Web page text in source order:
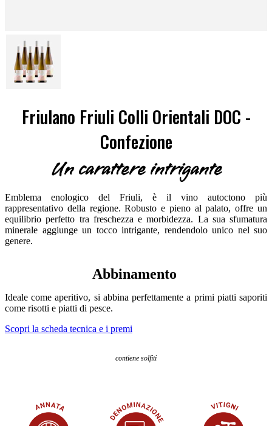
Friulano Friuli Colli Orientali DOC -
Confezione
Un carattere intrigante
Emblema enologico del Friuli, è il vino autoctono più
rappresentativo della regione. Robusto e pieno al palato, offre un
equilibrio perfetto tra freschezza e morbidezza. La sua sfumatura
minerale aggiunge un tocco intrigante, rendendolo unico nel suo
genere.
Abbinamento
Ideale come aperitivo, si abbina perfettamente a primi piatti saporiti
come risotti e piatti di pesce.
Scopri la scheda tecnica e i premi
contiene solfiti